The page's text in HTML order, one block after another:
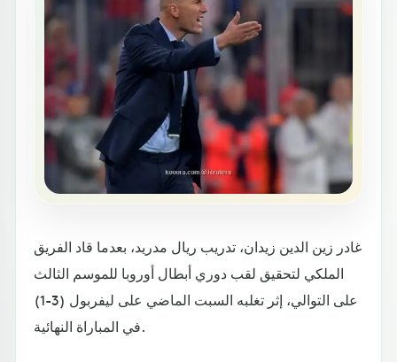
غادر زين الدين زيدان، تدريب ريال مدريد، بعدما قاد الفريق
الملكي لتحقيق لقب دوري أبطال أوروبا للموسم الثالث
على التوالي، إثر تغلبه السبت الماضي على ليفربول (3-1)
في المباراة النهائية.